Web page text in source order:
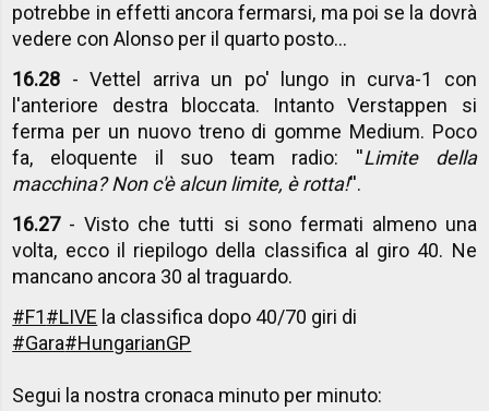
potrebbe in effetti ancora fermarsi, ma poi se la dovrà
vedere con Alonso per il quarto posto...
16.28 - Vettel arriva un po' lungo in curva-1 con
l'anteriore destra bloccata. Intanto Verstappen si
ferma per un nuovo treno di gomme Medium. Poco
fa, eloquente il suo team radio: ''Limite della
macchina? Non c'è alcun limite, è rotta!''.
16.27 - Visto che tutti si sono fermati almeno una
volta, ecco il riepilogo della classifica al giro 40. Ne
mancano ancora 30 al traguardo.
#F1#LIVE la classifica dopo 40/70 giri di
#Gara#HungarianGP
Segui la nostra cronaca minuto per minuto: